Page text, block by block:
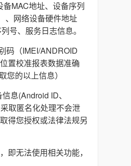
MAC地址、设备序列
、网络设备硬件地址
号、服务日志信息。
码（IMEI/ANDROID
置校准报表数据准确
的以上信息）
息(Android ID、
取匿名化处理不会泄
得您授权或法律法规另
即无法使用相关功能，